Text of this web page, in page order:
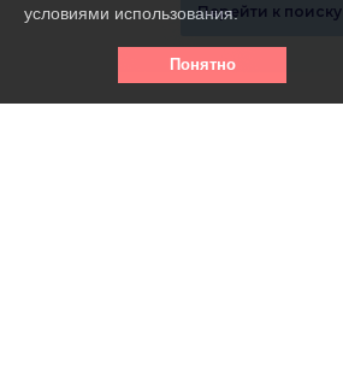
условиями использования.
Понятно
Перейти к поиску